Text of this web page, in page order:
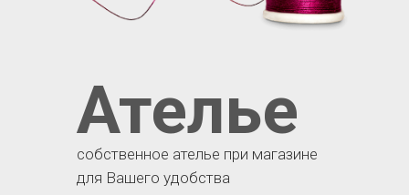
Ателье
собственное ателье при магазине
для Вашего удобства